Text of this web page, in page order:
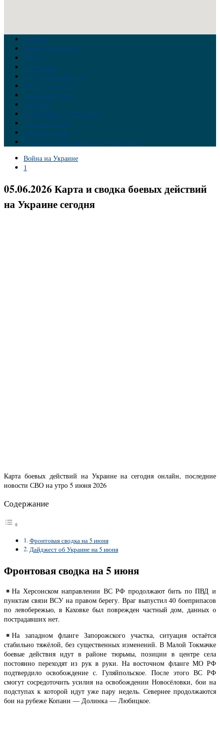
Главная
Война на Украине
Новости
Аналитика
Тайны Геополитики
Российские элиты
Теория заговора
Украина
Новый Мировой Порядок
Тайны истории
Обратная связь
Правила комментирования материалов
Война на Украине
1
05.06.2026 Карта и сводка боевых действий
на Украине сегодня
Карта боевых действий на Украине на сегодня онлайн, последние
новости СВО на утро 5 июня 2026
Содержание
Фронтовая сводка на 5 июня
Дайджест об Украине на 5 июня
Фронтовая сводка на 5 июня
На Херсонском направлении ВС РФ продолжают бить по ПВД и
пунктам связи ВСУ на правом берегу. Враг выпустил 40 боеприпасов
по левобережью, в Каховке был поврежден частный дом, данных о
пострадавших нет.
На западном фланге Запорожского участка, ситуация остаётся
стабильно тяжёлой, без существенных изменений. В Малой Токмачке
боевые действия идут в районе тюрьмы, позиции в центре села
постоянно переходят из рук в руки. На восточном фланге МО РФ
подтвердило освобождение с. Гуляйпольское. После этого ВС РФ
смогут сосредоточить усилия на освобождении Новосёловки, бои на
подступах к которой идут уже пару недель. Севернее продолжаются
бои на рубеже Копани — Долинка — Любицкое.